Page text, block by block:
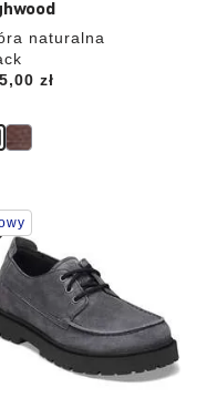
naturalna
zł